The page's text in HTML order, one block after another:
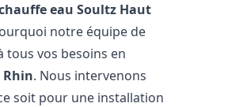
eau Soultz Haut
notre équipe de
vos besoins en
. Nous intervenons
soit pour une installation